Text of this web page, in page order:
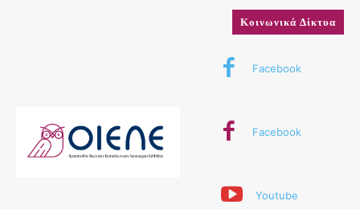
Κοινωνικά Δίκτυα
Facebook
Facebook
Youtube